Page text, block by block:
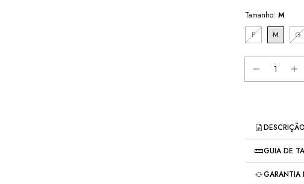
Tamanho: M
P
M G
DESCRIÇÃO
Pulseira
Fecho
GUIA DE
GARANTIA